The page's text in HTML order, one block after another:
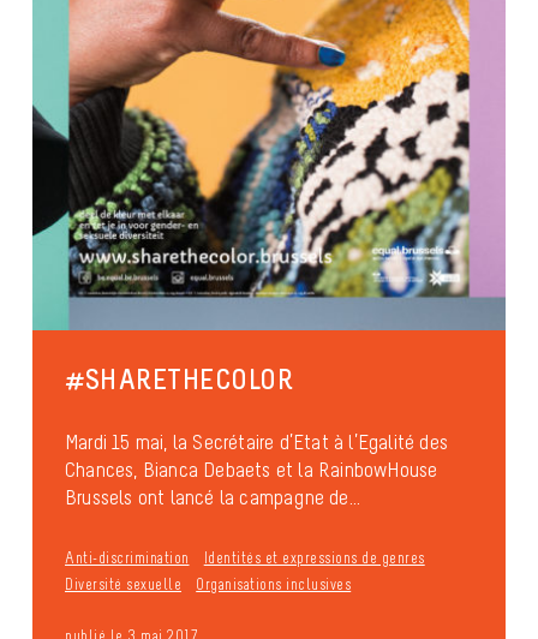
#SHARETHECOLOR
Mardi 15 mai, la Secrétaire d’Etat à l’Egalité des
Chances, Bianca Debaets et la RainbowHouse
Brussels ont lancé la campagne de...
Anti-discrimination
Identités et expressions de genres
Diversité sexuelle
Organisations inclusives